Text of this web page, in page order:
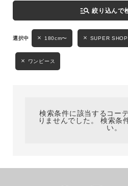
性別
MENS LADIES
ブランド
manage_search 絞り込んで
180cm〜 SUPER
ワンピース
検索条件に該当するコー
りませんでした。 検索条
い。